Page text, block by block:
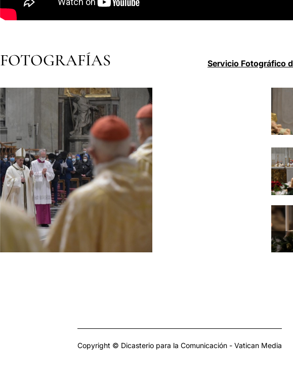
FOTOGRAFÍAS Servicio Fotográfico
Copyright © Dicasterio para la Comunicación - Vatican Media